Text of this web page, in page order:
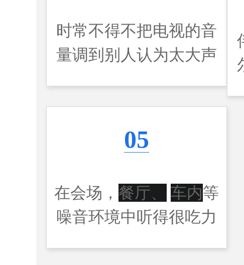
时常不得不把电视的音
量调到别人认为太大声
05
在会场， 餐厅、 车内等
噪音环境中听得很吃力